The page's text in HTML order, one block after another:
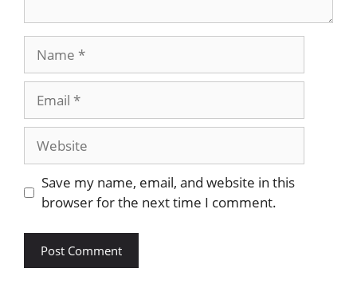
Website
Save my name, email, and website in this
browser for the next time I comment.